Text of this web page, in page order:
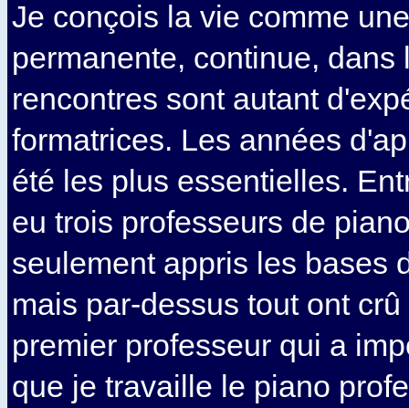
Je conçois la vie comme
permanente, continue, dans
rencontres sont autant
formatrices. Les années
été les plus essentielles.
eu trois professeurs de
seulement appris les bases
mais par-dessus tout ont
premier professeur qui a
que je travaille le piano